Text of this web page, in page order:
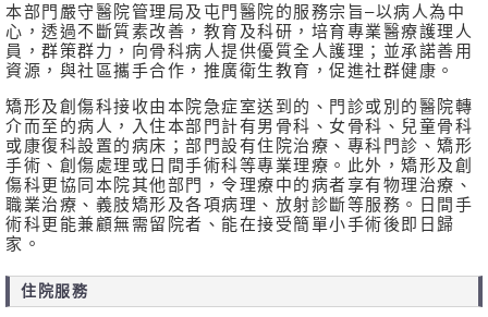
本部門嚴守醫院管理局及屯門醫院的服務宗旨–以病人為中
心，透過不斷質素改善，教育及科研，培育專業醫療護理人
員，群策群力，向骨科病人提供優質全人護理；並承諾善用
資源，與社區攜手合作，推廣衛生教育，促進社群健康。
矯形及創傷科接收由本院急症室送到的、門診或別的醫院轉
介而至的病人，入住本部門計有男骨科、女骨科、兒童骨科
或康復科設置的病床；部門設有住院治療、專科門診、矯形
手術、創傷處理或日間手術科等專業理療。此外，矯形及創
傷科更協同本院其他部門，令理療中的病者享有物理治療、
職業治療、義肢矯形及各項病理、放射診斷等服務。日間手
術科更能兼顧無需留院者、能在接受簡單小手術後即日歸
家。
住院服務